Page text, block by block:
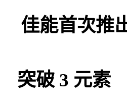
佳能首次推
突破 3 元